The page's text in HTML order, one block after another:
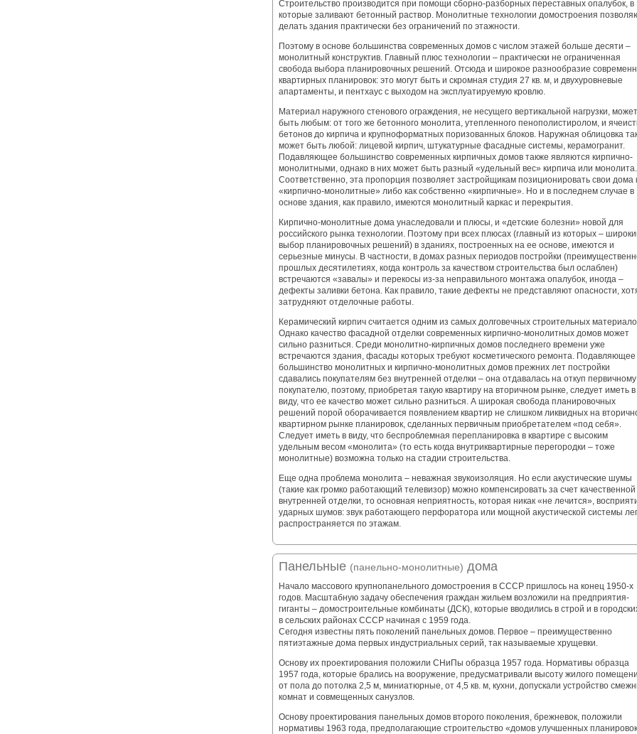
Строительство производится при помощи сборно-разборных переставных опалубок, в
которые заливают бетонный раствор. Монолитные технологии домостроения
делать здания практически без ограничений по этажности.
Поэтому в основе большинства современных домов с числом этажей больше десяти –
монолитный конструктив. Главный плюс технологии – практически не ограниченная
свобода выбора планировочных решений. Отсюда и широкое разнообразие
квартирных планировок: это могут быть и скромная студия 27 кв. м, и двухуровневые
апартаменты, и пентхаус с выходом на эксплуатируемую кровлю.
Материал наружного стенового ограждения, не несущего вертикальной нагрузки, может
быть любым: от того же бетонного монолита, утепленного пенополистиролом, и
бетонов до кирпича и крупноформатных поризованных блоков. Наружная облицовка
может быть любой: лицевой кирпич, штукатурные фасадные системы, керамогранит.
Подавляющее большинство современных кирпичных домов также являются кирпично-
монолитными, однако в них может быть разный «удельный вес» кирпича или монолита.
Соответственно, эта пропорция позволяет застройщикам позиционировать свои дома
«кирпично-монолитные» либо как собственно «кирпичные». Но и в последнем случае в
основе здания, как правило, имеются монолитный каркас и перекрытия.
Кирпично-монолитные дома унаследовали и плюсы, и «детские болезни» новой для
российского рынка технологии. Поэтому при всех плюсах (главный из которых –
выбор планировочных решений) в зданиях, построенных на ее основе, имеются и
серьезные минусы. В частности, в домах разных периодов постройки
прошлых десятилетиях, когда контроль за качеством строительства был ослаблен)
встречаются «завалы» и перекосы из-за неправильного монтажа опалубок, иногда –
дефекты заливки бетона. Как правило, такие дефекты не представляют опасности,
затрудняют отделочные работы.
Керамический кирпич считается одним из самых долговечных строительных
Однако качество фасадной отделки современных кирпично-монолитных домов может
сильно разниться. Среди монолитно-кирпичных домов последнего времени уже
встречаются здания, фасады которых требуют косметического ремонта. Подавляющее
большинство монолитных и кирпично-монолитных домов прежних лет постройки
сдавались покупателям без внутренней отделки – она отдавалась на откуп первичному
покупателю, поэтому, приобретая такую квартиру на вторичном рынке, следует иметь в
виду, что ее качество может сильно разниться. А широкая свобода планировочных
решений порой оборачивается появлением квартир не слишком ликвидных на
квартирном рынке планировок, сделанных первичным приобретателем «под себя».
Следует иметь в виду, что беспроблемная перепланировка в квартире с высоким
удельным весом «монолита» (то есть когда внутриквартирные перегородки – тоже
монолитные) возможна только на стадии строительства.
Еще одна проблема монолита – неважная звукоизоляция. Но если акустические шумы
(такие как громко работающий телевизор) можно компенсировать за счет качественной
внутренней отделки, то основная неприятность, которая никак «не лечится»,
ударных шумов: звук работающего перфоратора или мощной акустической системы
распространяется по этажам.
Панельные (панельно-монолитные) дома
Начало массового крупнопанельного домостроения в СССР пришлось на конец 1950-х
годов. Масштабную задачу обеспечения граждан жильем возложили на предприятия-
гиганты – домостроительные комбинаты (ДСК), которые вводились в строй и в
в сельских районах СССР начиная с 1959 года.
Сегодня известны пять поколений панельных домов. Первое – преимущественно
пятиэтажные дома первых индустриальных серий, так называемые хрущевки.
Основу их проектирования положили СНиПы образца 1957 года. Нормативы образца
1957 года, которые брались на вооружение, предусматривали высоту жилого
от пола до потолка 2,5 м, миниатюрные, от 4,5 кв. м, кухни, допускали устройство
комнат и совмещенных санузлов.
Основу проектирования панельных домов второго поколения, брежневок, положили
нормативы 1963 года, предполагающие строительство «домов улучшенных